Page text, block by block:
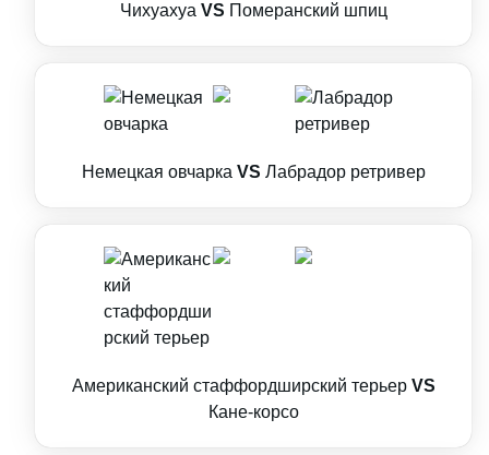
Чихуахуа VS Померанский шпиц
Немецкая овчарка VS Лабрадор ретривер
Американский стаффордширский терьер VS
Кане-корсо